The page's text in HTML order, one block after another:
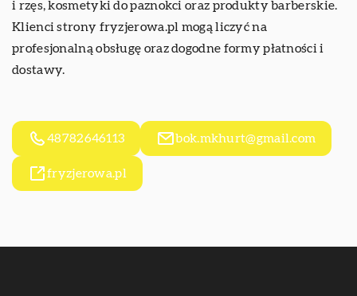
i rzęs, kosmetyki do paznokci oraz produkty barberskie.
Klienci strony fryzjerowa.pl mogą liczyć na
profesjonalną obsługę oraz dogodne formy płatności i
dostawy.
48782646113 bok.mkhurt@gmail.com
fryzjerowa.pl